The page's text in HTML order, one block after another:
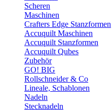
Scheren
Maschinen
Crafters Edge Stanzformen
Accuquilt Maschinen
Accuquilt Stanzformen
Accuquilt Qubes
Zubehör
GO! BIG
Rollschneider & Co
Lineale, Schablonen
Nadeln
Stecknadeln